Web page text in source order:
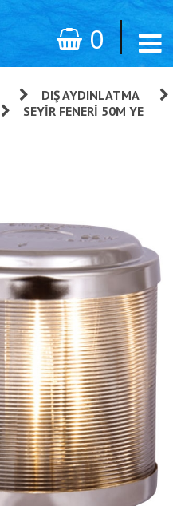
0
DIŞ AYDINLATMA
SEYIR FENERI 50M YE